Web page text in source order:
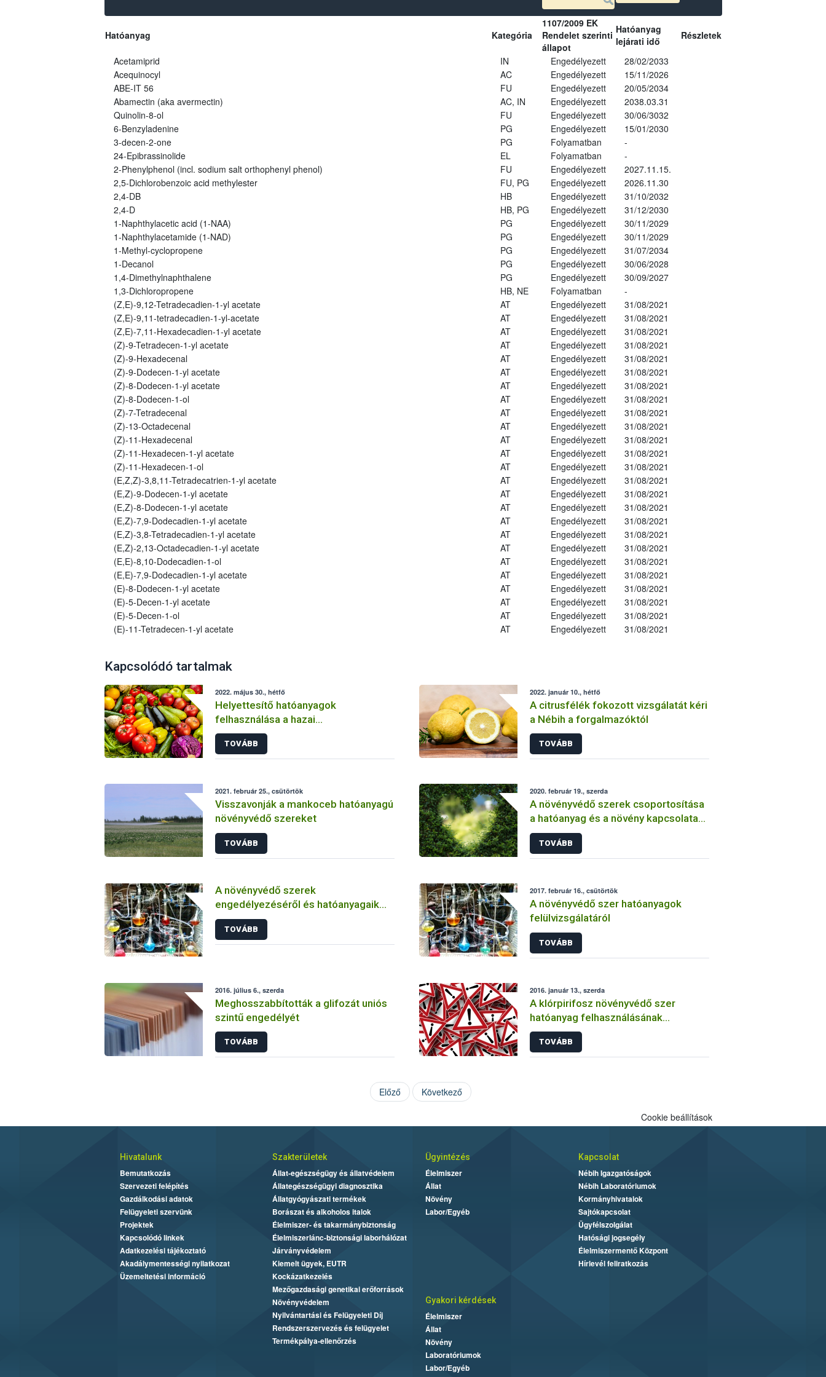
Hatóanyag Kategória
1107/2009 EK
Rendelet szerinti
állapot
Hatóanyag
lejárati idő
Részletek
Acetamiprid IN Engedélyezett
28/02/2033
Acequinocyl
AC Engedélyezett
15/11/2026
ABE-IT 56
FU Engedélyezett
20/05/2034
Abamectin (aka avermectin)
AC, IN Engedélyezett
2038.03.31
Quinolin-8-ol
FU Engedélyezett
30/06/3032
6-Benzyladenine
PG Engedélyezett
15/01/2030
3-decen-2-one
PG Folyamatban
-
24-Epibrassinolide
EL Folyamatban
-
2-Phenylphenol (incl. sodium salt orthophenyl phenol)
FU Engedélyezett
2027.11.15.
2,5-Dichlorobenzoic acid methylester
FU, PG Engedélyezett
2026.11.30
2,4-DB
HB Engedélyezett
31/10/2032
2,4-D
HB, PG Engedélyezett
31/12/2030
1-Naphthylacetic acid (1-NAA)
PG Engedélyezett
30/11/2029
1-Naphthylacetamide (1-NAD)
PG Engedélyezett
30/11/2029
1-Methyl-cyclopropene
PG Engedélyezett
31/07/2034
1-Decanol
PG Engedélyezett
30/06/2028
1,4-Dimethylnaphthalene
PG Engedélyezett
30/09/2027
1,3-Dichloropropene
HB, NE Folyamatban
-
(Z,E)-9,12-Tetradecadien-1-yl acetate
AT Engedélyezett
31/08/2021
(Z,E)-9,11-tetradecadien-1-yl-acetate
AT Engedélyezett
31/08/2021
(Z,E)-7,11-Hexadecadien-1-yl acetate
AT Engedélyezett
31/08/2021
(Z)-9-Tetradecen-1-yl acetate
AT Engedélyezett
31/08/2021
(Z)-9-Hexadecenal
AT Engedélyezett
31/08/2021
(Z)-9-Dodecen-1-yl acetate
AT Engedélyezett
31/08/2021
(Z)-8-Dodecen-1-yl acetate
AT Engedélyezett
31/08/2021
(Z)-8-Dodecen-1-ol
AT Engedélyezett
31/08/2021
(Z)-7-Tetradecenal
AT Engedélyezett
31/08/2021
(Z)-13-Octadecenal
AT Engedélyezett
31/08/2021
(Z)-11-Hexadecenal
AT Engedélyezett
31/08/2021
(Z)-11-Hexadecen-1-yl acetate
AT Engedélyezett
31/08/2021
(Z)-11-Hexadecen-1-ol
AT Engedélyezett
31/08/2021
(E,Z,Z)-3,8,11-Tetradecatrien-1-yl acetate
AT Engedélyezett
31/08/2021
(E,Z)-9-Dodecen-1-yl acetate
AT Engedélyezett
31/08/2021
(E,Z)-8-Dodecen-1-yl acetate
AT Engedélyezett
31/08/2021
(E,Z)-7,9-Dodecadien-1-yl acetate
AT Engedélyezett
31/08/2021
(E,Z)-3,8-Tetradecadien-1-yl acetate
AT Engedélyezett
31/08/2021
(E,Z)-2,13-Octadecadien-1-yl acetate
AT Engedélyezett
31/08/2021
(E,E)-8,10-Dodecadien-1-ol
AT Engedélyezett
31/08/2021
(E,E)-7,9-Dodecadien-1-yl acetate
AT Engedélyezett
31/08/2021
(E)-8-Dodecen-1-yl acetate
AT Engedélyezett
31/08/2021
(E)-5-Decen-1-yl acetate
AT Engedélyezett
31/08/2021
(E)-5-Decen-1-ol
AT Engedélyezett
31/08/2021
(E)-11-Tetradecen-1-yl acetate
AT Engedélyezett 31/08/2021
Kapcsolódó tartalmak
2022. május 30., hétfő
Helyettesítő hatóanyagok
felhasználása a hazai
növényvédelemben
TOVÁBB
2022. január 10., hétfő
A citrusfélék fokozott vizsgálatát kéri
a Nébih a forgalmazóktól
TOVÁBB
2021. február 25., csütörtök
Visszavonják a mankoceb hatóanyagú
növényvédő szereket
TOVÁBB
2020. február 19., szerda
A növényvédő szerek csoportosítása
a hatóanyag és a növény kapcsolata
szerint
TOVÁBB
A növényvédő szerek
engedélyezéséről és hatóanyagaik
vizsgálatáról
TOVÁBB
2017. február 16., csütörtök
A növényvédő szer hatóanyagok
felülvizsgálatáról
TOVÁBB
2016. július 6., szerda
Meghosszabbították a glifozát uniós
szintű engedélyét
TOVÁBB
2016. január 13., szerda
A klórpirifosz növényvédő szer
hatóanyag felhasználásának
korlátozása
TOVÁBB
Előző Következő
Cookie beállítások
Hivatalunk
Bemutatkozás
Szervezeti felépítés
Gazdálkodási adatok
Felügyeleti szervünk
Projektek
Kapcsolódó linkek
Adatkezelési tájékoztató
Akadálymentességi nyilatkozat
Üzemeltetési információ
Szakterületek
Állat-egészségügy és állatvédelem
Állategészségügyi diagnosztika
Állatgyógyászati termékek
Borászat és alkoholos italok
Élelmiszer- és takarmánybiztonság
Élelmiszerlánc-biztonsági laborhálózat
Járványvédelem
Kiemelt ügyek, EUTR
Kockázatkezelés
Mezőgazdasági genetikai erőforrások
Növényvédelem
Nyilvántartási és Felügyeleti Díj
Rendszerszervezés és felügyelet
Termékpálya-ellenőrzés
Ügyintézés
Élelmiszer
Állat
Növény
Labor/Egyéb
Kapcsolat
Nébih Igazgatóságok
Nébih Laboratóriumok
Kormányhivatalok
Sajtókapcsolat
Ügyfélszolgálat
Hatósági jogsegély
Élelmiszermentő Központ
Hírlevél feliratkozás
Gyakori kérdések
Élelmiszer
Állat
Növény
Laboratóriumok
Labor/Egyéb